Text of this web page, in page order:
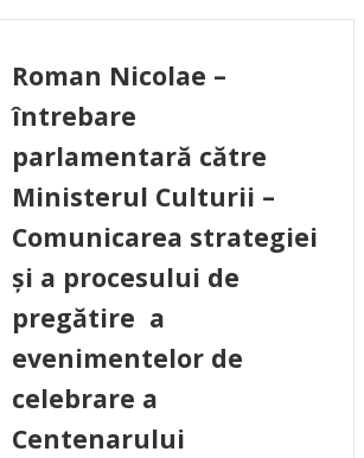
Roman Nicolae –
întrebare
parlamentară către
Ministerul Culturii –
Comunicarea strategiei
și a procesului de
pregătire a
evenimentelor de
celebrare a
Centenarului